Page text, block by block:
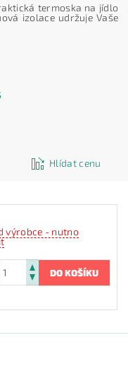
termoska na jídlo
izolace udržuje Vaše
Hlídat cenu
výrobce - nutno